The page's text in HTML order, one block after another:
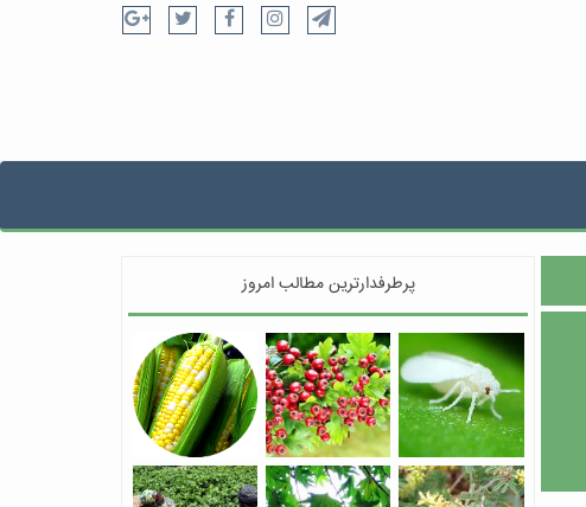
پرطرفدارترین مطالب امروز